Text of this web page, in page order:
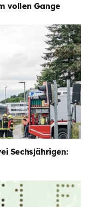
vollen Gange
Sechsjährigen: